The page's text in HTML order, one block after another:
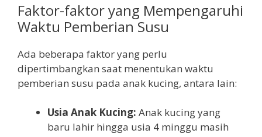
Faktor-faktor yang Mempengaruhi
Waktu Pemberian Susu
Ada beberapa faktor yang perlu
dipertimbangkan saat menentukan waktu
pemberian susu pada anak kucing, antara lain:
Usia Anak Kucing: Anak kucing yang
baru lahir hingga usia 4 minggu masih